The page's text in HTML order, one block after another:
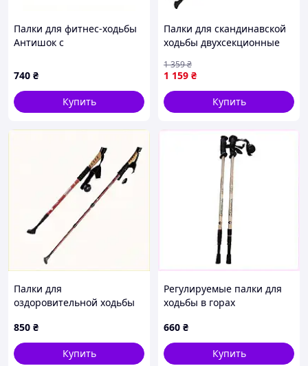
Палки для фитнес-ходьбы
Антишок с
пружиной, 859T3707H
740 ₴
Купить
Палки для скандинавской
ходьбы двухсекционные
телескопические
трекинговые палки с
быстросъемным темляком
1 159 ₴
1 359₴
Купить
Палки для
оздоровительной ходьбы
цвета, 806K00X2M5
850 ₴
Купить
Регулируемые палки для
ходьбы в горах
806A0K091
660 ₴
Купить